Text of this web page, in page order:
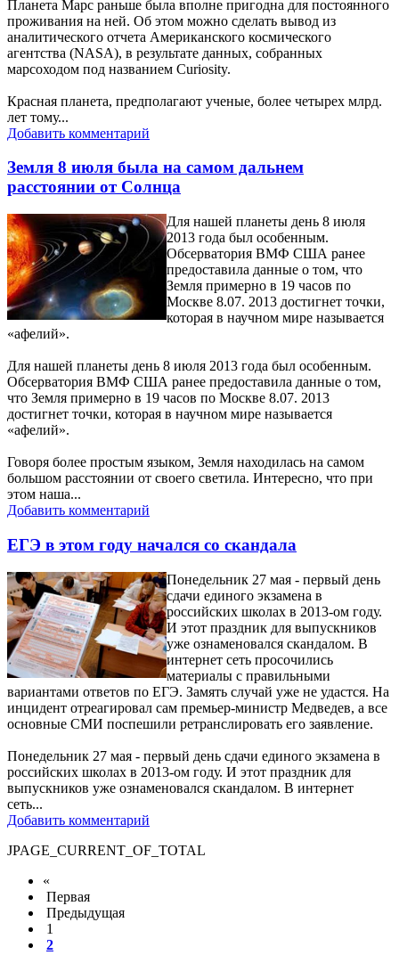
Планета Марс раньше была вполне пригодна для постоянного
проживания на ней. Об этом можно сделать вывод из
аналитического отчета Американского космического
агентства (NASA), в результате данных, собранных
марсоходом под названием Curiosity.
Красная планета, предполагают ученые, более четырех млрд.
лет тому...
Добавить комментарий
Земля 8 июля была на самом дальнем
расстоянии от Солнца
Для нашей планеты день 8 июля
2013 года был особенным.
Обсерватория ВМФ США ранее
предоставила данные о том, что
Земля примерно в 19 часов по
Москве 8.07. 2013 достигнет точки,
которая в научном мире называется
«афелий».
Для нашей планеты день 8 июля 2013 года был особенным.
Обсерватория ВМФ США ранее предоставила данные о том,
что Земля примерно в 19 часов по Москве 8.07. 2013
достигнет точки, которая в научном мире называется
«афелий».
Говоря более простым языком, Земля находилась на самом
большом расстоянии от своего светила. Интересно, что при
этом наша...
Добавить комментарий
ЕГЭ в этом году начался со скандала
Понедельник 27 мая - первый день
сдачи единого экзамена в
российских школах в 2013-ом году.
И этот праздник для выпускников
уже ознаменовался скандалом. В
интернет сеть просочились
материалы с правильными
вариантами ответов по ЕГЭ. Замять случай уже не удастся. На
инцидент отреагировал сам премьер-министр Медведев, а все
основные СМИ поспешили ретранслировать его заявление.
Понедельник 27 мая - первый день сдачи единого экзамена в
российских школах в 2013-ом году. И этот праздник для
выпускников уже ознаменовался скандалом. В интернет
сеть...
Добавить комментарий
JPAGE_CURRENT_OF_TOTAL
«
Первая
Предыдущая
1
2